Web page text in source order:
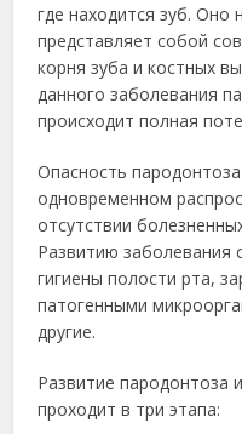
где находится зуб. Оно
представляет собой
корня зуба и костных
данного заболевания
происходит полная
Опасность
одновременном
отсутствии
Развитию заболевания
гигиены полости рта,
патогенными
другие.
Развитие пародонтоза
проходит в три этапа: